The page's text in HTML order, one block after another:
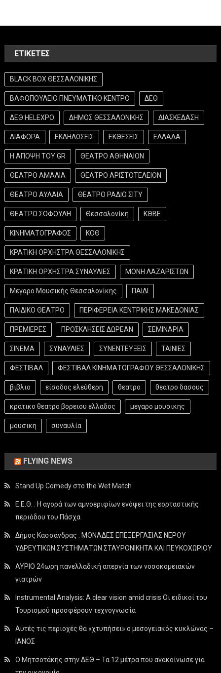
ΕΤΙΚΈΤΕΣ
BLACK BOX ΘΕΣΣΑΛΟΝΙΚΗΣ
ΒΑΦΟΠΟΥΛΕΙΟ ΠΝΕΥΜΑΤΙΚΟ ΚΕΝΤΡΟ ΔΕΘ
ΔΕΘ HELEXPO ΔΗΜΟΣ ΘΕΣΣΑΛΟΝΙΚΗΣ ΔΙΑΣΚΕΔΑΣΗ
ΔΙΑΦΟΡΑ ΕΚΔΗΛΩΣΕΙΣ ΕΚΘΕΣΕΙΣ ΕΛΛΑΔΑ
Η ΑΠΟΨΗ ΤΟΥ GR ΘΕΑΤΡΟ ΑΘΗΝΑΙΟΝ
ΘΕΑΤΡΟ ΑΜΑΛΙΑ ΘΕΑΤΡΟ ΑΡΙΣΤΟΤΕΛΕΙΟΝ
ΘΕΑΤΡΟ ΑΥΛΑΙΑ ΘΕΑΤΡΟ ΡΑΔΙΟ ΣΙΤΥ
ΘΕΑΤΡΟ ΣΟΦΟΥΛΗ Θεσσαλονίκη ΚΘΒΕ
ΚΙΝΗΜΑΤΟΓΡΑΦΟΣ ΚΟΘ
ΚΡΑΤΙΚΗ ΟΡΧΗΣΤΡΑ ΘΕΣΣΑΛΟΝΙΚΗΣ
ΚΡΑΤΙΚΗ ΟΡΧΗΣΤΡΑ ΣΥΝΑΥΛΙΕΣ ΜΟΝΗ ΛΑΖΑΡΙΣΤΩΝ
Μεγαρο Μουσικής Θεσσαλονίκης ΠΑΙΔΙ
ΠΑΙΔΙΚΟ ΘΕΑΤΡΟ ΠΕΡΙΦΕΡΕΙΑ ΚΕΝΤΡΙΚΗΣ ΜΑΚΕΔΟΝΙΑΣ
ΠΡΕΜΙΕΡΕΣ ΠΡΟΣΚΛΗΣΕΙΣ ΔΩΡΕΑΝ ΣΕΜΙΝΑΡΙΑ
ΣΙΝΕΜΑ ΣΥΝΑΥΛΙΕΣ ΣΥΝΕΝΤΕΥΞΕΙΣ ΤΑΙΝΙΕΣ
ΦΕΣΤΙΒΑΛ ΦΕΣΤΙΒΑΛ ΚΙΝΗΜΑΤΟΓΡΑΦΟΥ ΘΕΣΣΑΛΟΝΙΚΗΣ
βιβλιο είσοδος ελεύθερη θεατρο θεατρο δασους
κρατικο θεατρο βορειου ελλαδος μεγαρο μουσικης
μουσικη συναυλία
FLYING NEWS
Stand Up Comedy στο the Wet Match
Ε.Ε.Θ. : Η αγορά των αμνοεριφίων ενόψει της εορταστικής
περιόδου του Πάσχα
Δήμος Κασσάνδρας : ΜΟΝΑΔΕΣ ΕΠΕΞΕΡΓΑΣΙΑΣ ΝΕΡΟΥ
ΥΔΡΕΥΤΙΚΩΝ ΣΥΣΤΗΜΑΤΩΝ ΣΤΑΥΡΟΝΙΚΗΤΑ ΚΑΙ ΠΕΥΚΟΧΩΡΙΟΥ
ΑΥΡΙΟ 24ωρη πανελλαδική απεργία των νοσοκομειακών
γιατρών
Instrumental Analysis: A clear vision amid crisis Οι ειδικοί του
Τουρισμού προσφέρουν τεχνογνωσία
Αυτές τις περιοχές θα «χτυπήσει» ο μεσογειακός κυκλώνας –
ΙΑΝΟΣ
Ο Μητσοτάκης στην ΔΕΘ – Τα 12 μέτρα που ανακοίνωσε για